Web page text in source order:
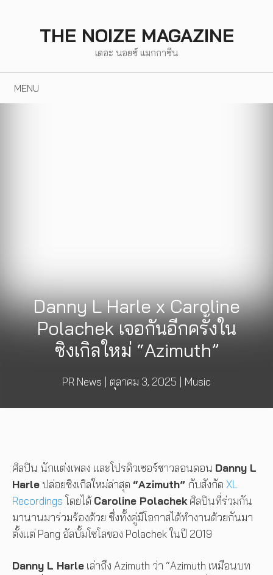
THE NOIZE MAGAZINE
เดอะ นอยซ์ แมกกาซีน
MENU
Danny L Harle x Caroline
Polachek เจอกันอีกครั้งใน
ซิงเกิลใหม่ “Azimuth”
PR News | ตุลาคม 3, 2025 | Music
ศิลปิน นักแต่งเพลง และโปรดิวเซอร์ชาวลอนดอน Danny L
Harle ปล่อยซิงเกิลใหม่ล่าสุด “Azimuth” กับสังกัด XL
Recordings โดยได้Caroline Polachek ศิลปินที่ร่วมกัน
มานานมาร่วมร้องด้วย ซึ่งทั้งคู่มีโอกาสได้ทำงานด้วยกันมา
ตั้งแต่ Pang อัลบั้มโซโลของ Polachek ในปี 2019
Danny L Harle เล่าถึง Azimuth ว่า “Azimuth เหมือนบท